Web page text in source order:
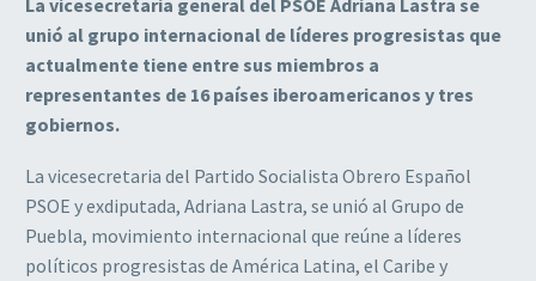
La vicesecretaria general del PSOE Adriana Lastra se
unió al grupo internacional de líderes progresistas que
actualmente tiene entre sus miembros a
representantes de 16 países iberoamericanos y tres
gobiernos.
La vicesecretaria del Partido Socialista Obrero Español
PSOE y exdiputada, Adriana Lastra, se unió al Grupo de
Puebla, movimiento internacional que reúne a líderes
políticos progresistas de América Latina, el Caribe y